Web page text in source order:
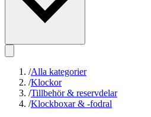
/Alla kategorier
/Klockor
/Tillbehör & reservdelar
/Klockboxar & -fodral